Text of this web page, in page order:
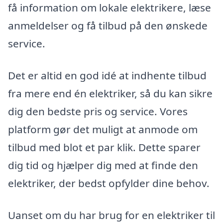
få information om lokale elektrikere, læse
anmeldelser og få tilbud på den ønskede
service.
Det er altid en god idé at indhente tilbud
fra mere end én elektriker, så du kan sikre
dig den bedste pris og service. Vores
platform gør det muligt at anmode om
tilbud med blot et par klik. Dette sparer
dig tid og hjælper dig med at finde den
elektriker, der bedst opfylder dine behov.
Uanset om du har brug for en elektriker til